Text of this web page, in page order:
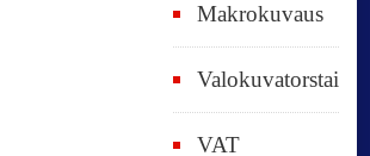
Makrokuvaus
Valokuvatorstai
VAT